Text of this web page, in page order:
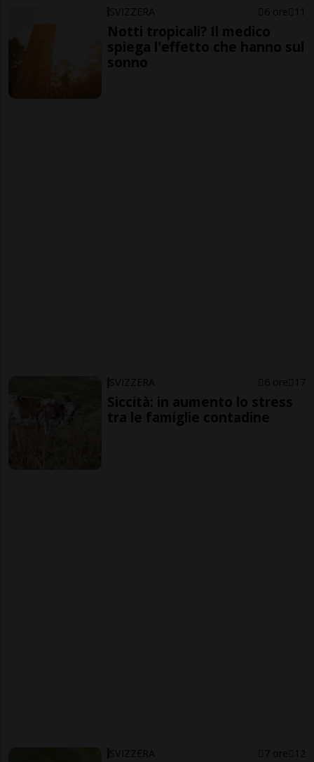
SVIZZERA 6 ore 11
Notti tropicali? Il medico
spiega l'effetto che hanno sul
sonno
SVIZZERA 6 ore 17
Siccità: in aumento lo stress
tra le famiglie contadine
SVIZZERA 7 ore 12